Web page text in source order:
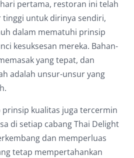
pertama, restoran ini telah
untuk dirinya sendiri,
dalam mematuhi prinsip
kesuksesan mereka. Bahan-
yang tepat, dan
adalah unsur-unsur yang
kualitas juga tercermin
di setiap cabang Thai Delight
dan memperluas
tetap mempertahankan